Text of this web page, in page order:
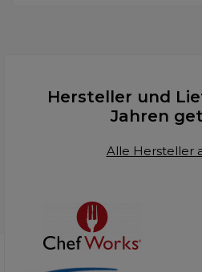
Hersteller und
Jahren
Alle Hersteller